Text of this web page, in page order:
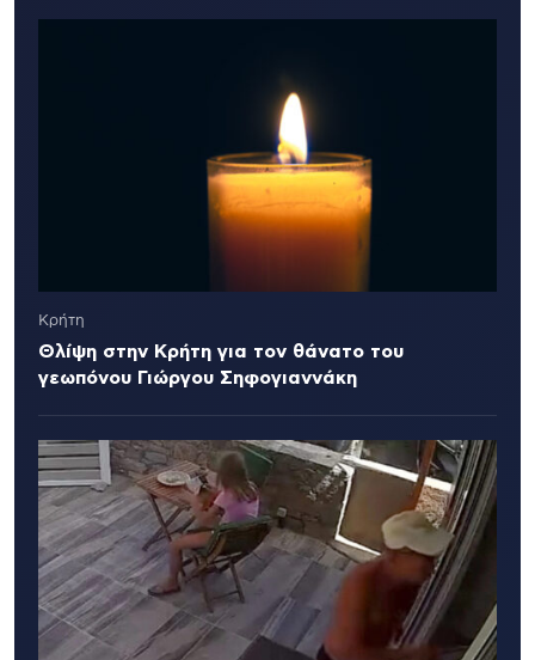
Κρήτη
Θλίψη στην Κρήτη για τον θάνατο του
γεωπόνου Γιώργου Σηφογιαννάκη